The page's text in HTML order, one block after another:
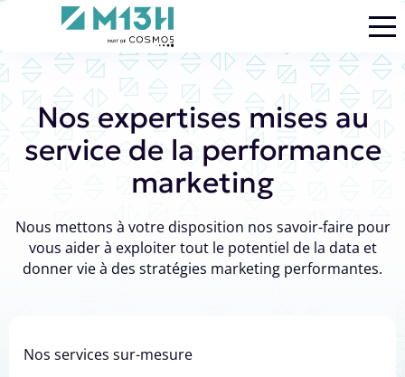
Nos expertises mises au
servicede la performance
marketing
Nous mettons à votre disposition nos savoir-faire pour
vous aider à exploitertout le potentiel de la data et
donner vie à des stratégies marketing performantes.
Nos services sur-mesure